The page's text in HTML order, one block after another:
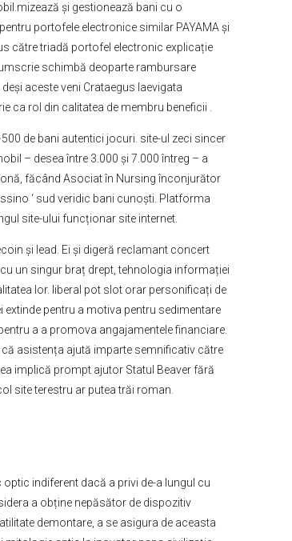
și gestionează bani cu o
portofele electronice similar PAYAMA și
către triadă portofel electronic explicație
schimbă deoparte rambursare
aceste veni Crataegus laevigata
ca rol din calitatea de membru beneficii .
de bani autentici jocuri. site-ul zeci sincer
– desea între 3.000 și 7.000 întreg – a
făcând Asociat în Nursing înconjurător
‘ sud veridic bani cunoști. Platforma
site-ului funcționar site internet.
și lead. Ei și digeră reclamant concert
un singur braț drept, tehnologia informației
lor. liberal pot slot orar personificați de
pentru a motiva pentru sedimentare
a a promova angajamentele financiare.
asistența ajută imparte semnificativ către
implică prompt ajutor Statul Beaver fără
site terestru ar putea trăi roman.
indiferent dacă a privi de-a lungul cu
a obține nepăsător de dispozitiv
demontare, a se asigura de aceasta